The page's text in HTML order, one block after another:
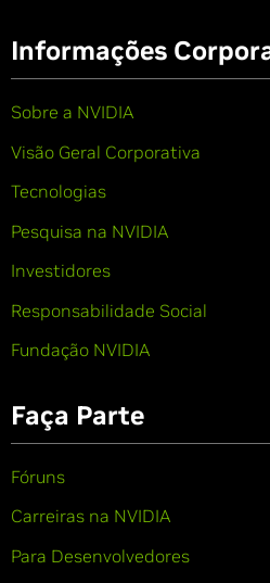
Informações
Sobre a NVIDIA
Visão Geral Corporativa
Tecnologias
Pesquisa na NVIDIA
Investidores
Responsabilidade Social
Fundação NVIDIA
Faça Parte
Fóruns
Carreiras na NVIDIA
Para Desenvolvedores